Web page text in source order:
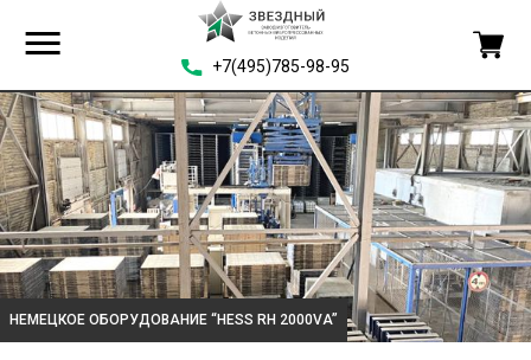
+7(495)785-98-95
НЕМЕЦКОЕ ОБОРУДОВАНИЕ “HESS RH 2000VA”